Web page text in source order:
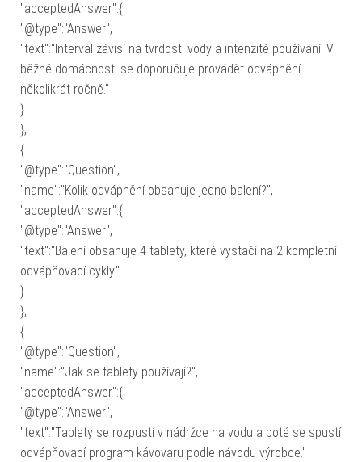
"acceptedAnswer":{
"@type":"Answer",
"text":"Interval závisí na tvrdosti vody a intenzitě používání. V
běžné domácnosti se doporučuje provádět odvápnění
několikrát ročně."
}
},
{
"@type":"Question",
"name":"Kolik odvápnění obsahuje jedno balení?",
"acceptedAnswer":{
"@type":"Answer",
"text":"Balení obsahuje 4 tablety, které vystačí na 2 kompletní
odvápňovací cykly."
}
},
{
"@type":"Question",
"name":"Jak se tablety používají?",
"acceptedAnswer":{
"@type":"Answer",
"text":"Tablety se rozpustí v nádržce na vodu a poté se spustí
odvápňovací program kávovaru podle návodu výrobce."